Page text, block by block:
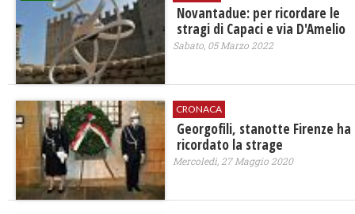
Novantadue: per ricordare le
stragi di Capaci e via D'Amelio
Sabato, 05 Marzo 2022
CRONACA
Georgofili, stanotte Firenze ha
ricordato la strage
Mercoledì, 27 Maggio 2020